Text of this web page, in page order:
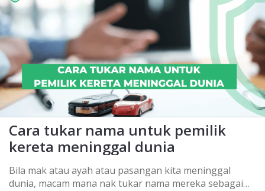
Cara tukar nama untuk pemilik
kereta meninggal dunia
Bila mak atau ayah atau pasangan kita meninggal
dunia, macam mana nak tukar nama mereka sebagai